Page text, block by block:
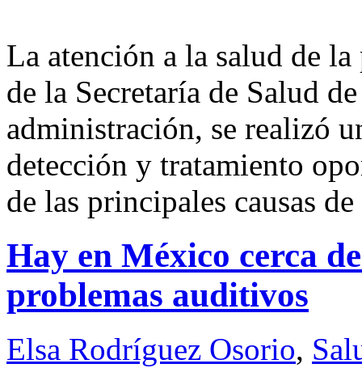
La atención a la salud de
de la Secretaría de Salud
administración, se realizó
detección y tratamiento
de las principales causas
Hay en México cerca
problemas auditivos
Elsa Rodríguez Osorio,